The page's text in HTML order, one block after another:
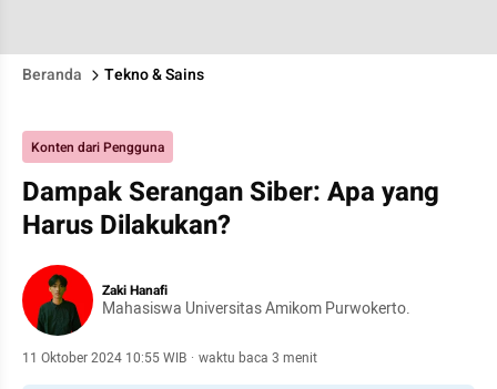
Beranda Tekno & Sains
Konten dari Pengguna
Dampak Serangan Siber: Apa yang
Harus Dilakukan?
Zaki Hanafi
Mahasiswa Universitas Amikom Purwokerto.
11 Oktober 2024 10:55 WIB · waktu baca 3 menit